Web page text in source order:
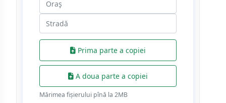
Prima parte a copiei
A doua parte a copiei
Mărimea fișierului pînă la 2МB